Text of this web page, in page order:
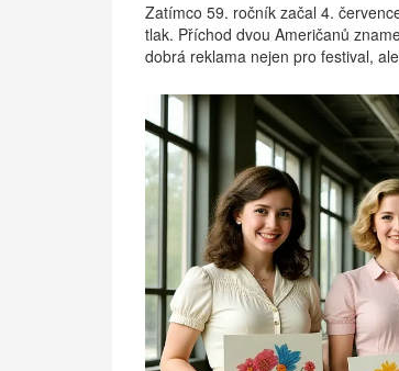
Zatímco 59. ročník začal 4.
tlak. Příchod dvou Američanů
dobrá reklama nejen pro festival,